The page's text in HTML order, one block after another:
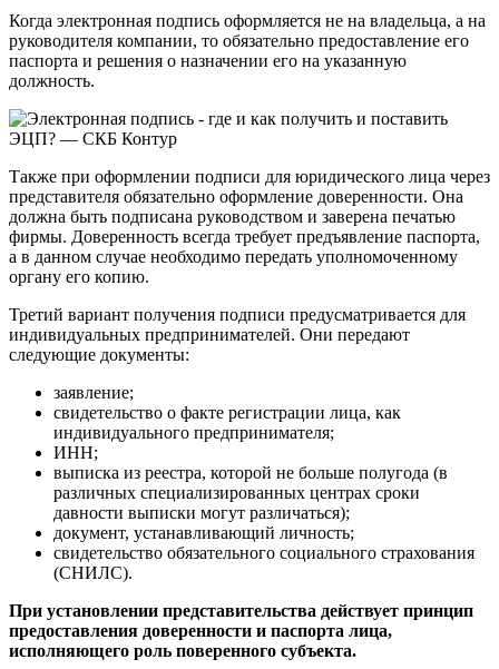
Когда электронная подпись оформляется не на владельца, а на
руководителя компании, то обязательно предоставление его
паспорта и решения о назначении его на указанную
должность.
Также при оформлении подписи для юридического лица через
представителя обязательно оформление доверенности. Она
должна быть подписана руководством и заверена печатью
фирмы. Доверенность всегда требует предъявление паспорта,
а в данном случае необходимо передать уполномоченному
органу его копию.
Третий вариант получения подписи предусматривается для
индивидуальных предпринимателей. Они передают
следующие документы:
заявление;
свидетельство о факте регистрации лица, как
индивидуального предпринимателя;
ИНН;
выписка из реестра, которой не больше полугода (в
различных специализированных центрах сроки
давности выписки могут различаться);
документ, устанавливающий личность;
свидетельство обязательного социального страхования
(СНИЛС).
При установлении представительства действует принцип
предоставления доверенности и паспорта лица,
исполняющего роль поверенного субъекта.